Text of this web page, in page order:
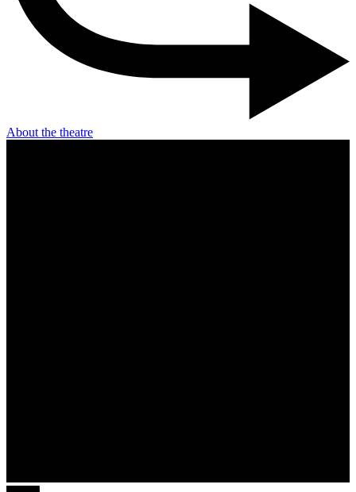
About the theatre